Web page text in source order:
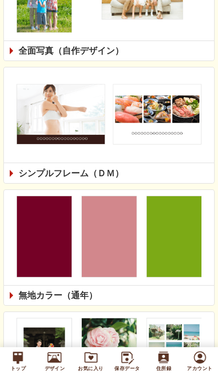
トップ デザイン お気に入り 保存データ 住所録 アカウント
全面写真（自作デザイン）
シンプルフレーム（ＤＭ）
無地カラー（通年）